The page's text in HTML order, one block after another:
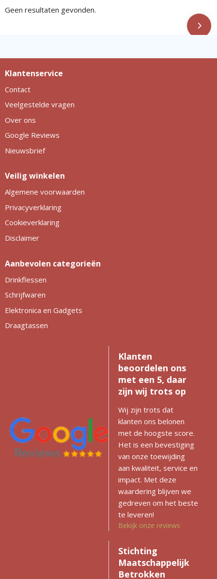
Geen resultaten gevonden.
Klantenservice
Contact
Veelgestelde vragen
Over ons
Google Reviews
Nieuwsbrief
Veilig winkelen
Algemene voorwaarden
Privacyverklaring
Cookieverklaring
Disclaimer
Aanbevolen categorieën
Drinkflessen
Schrijfwaren
Elektronica en Gadgets
Draagtassen
Klanten
beoordelen ons
met een 5, daar
zijn wij trots op
Wij zijn trots dat
klanten ons belonen
met de hoogste score.
Het is een bevestiging
van onze toewijding
aan kwaliteit, service en
impact. Met deze
waardering blijven we
gedreven om het beste
te leveren!
Bekijk onze reviews
Stichting
Maatschappelijk
Betrokken